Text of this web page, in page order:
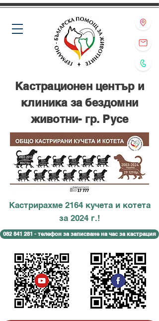
Кастрирахме 2164 кучета и котета
за 2024 г.!
082 841 281 - телефон за записване на час за кастрация
Кастрационен център и
клиника за бездомни
животни- гр. Русе